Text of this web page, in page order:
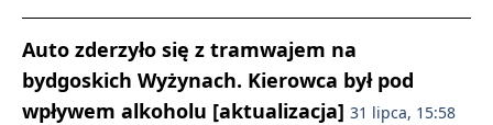
Auto zderzyło się z tramwajem na
bydgoskich Wyżynach. Kierowca był pod
wpływem alkoholu [aktualizacja] 31 lipca, 15:58